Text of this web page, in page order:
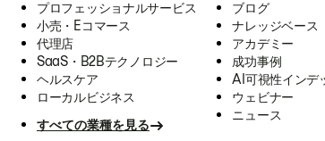
プロフェッショナルサービス
小売・Eコマース
代理店
SaaS・B2Bテクノロジー
ヘルスケア
ローカルビジネス
すべての業種を見る
ブログ
ナレッジベース
アカデミー
成功事例
AI可視性インデ
ウェビナー
ニュース